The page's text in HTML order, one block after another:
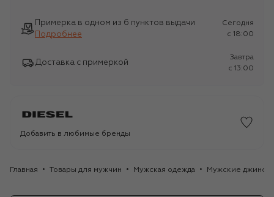
Примерка в одном из 6 пунктов выдачи
Подробнее
Сегодня
c 18:00
Доставка с примеркой
Завтра
c 13:00
Добавить в любимые бренды
Главная Товары для мужчин Мужская одежда Мужские джинсы